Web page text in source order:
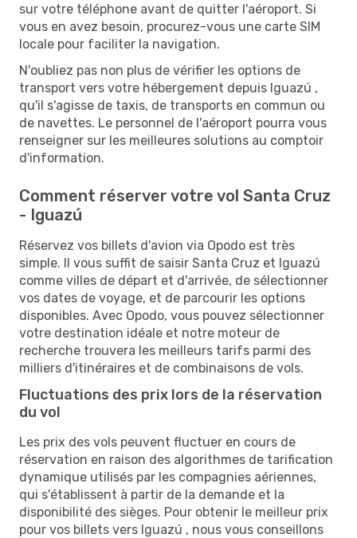
sur votre téléphone avant de quitter l'aéroport. Si
vous en avez besoin, procurez-vous une carte SIM
locale pour faciliter la navigation.
N'oubliez pas non plus de vérifier les options de
transport vers votre hébergement depuis Iguazú ,
qu'il s'agisse de taxis, de transports en commun ou
de navettes. Le personnel de l'aéroport pourra vous
renseigner sur les meilleures solutions au comptoir
d'information.
Comment réserver votre vol Santa Cruz
- Iguazú
Réservez vos billets d'avion via Opodo est très
simple. Il vous suffit de saisir Santa Cruz et Iguazú
comme villes de départ et d'arrivée, de sélectionner
vos dates de voyage, et de parcourir les options
disponibles. Avec Opodo, vous pouvez sélectionner
votre destination idéale et notre moteur de
recherche trouvera les meilleurs tarifs parmi des
milliers d'itinéraires et de combinaisons de vols.
Fluctuations des prix lors de la réservation
du vol
Les prix des vols peuvent fluctuer en cours de
réservation en raison des algorithmes de tarification
dynamique utilisés par les compagnies aériennes,
qui s'établissent à partir de la demande et la
disponibilité des sièges. Pour obtenir le meilleur prix
pour vos billets vers Iguazú , nous vous conseillons